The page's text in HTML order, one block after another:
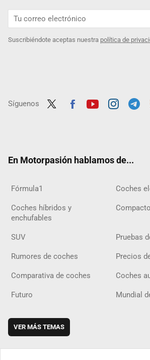
Suscribiéndote aceptas nuestra política de
Síguenos
En Motorpasión hablamos de...
Fórmula1 Coches
Coches híbridos y
enchufables
SUV Pruebas
Rumores de coches Precios
Comparativa de coches Coches
Futuro Mundial
VER MÁS TEMAS